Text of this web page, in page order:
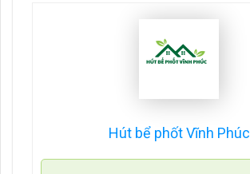
Hút bể phốt Vĩnh Phúc